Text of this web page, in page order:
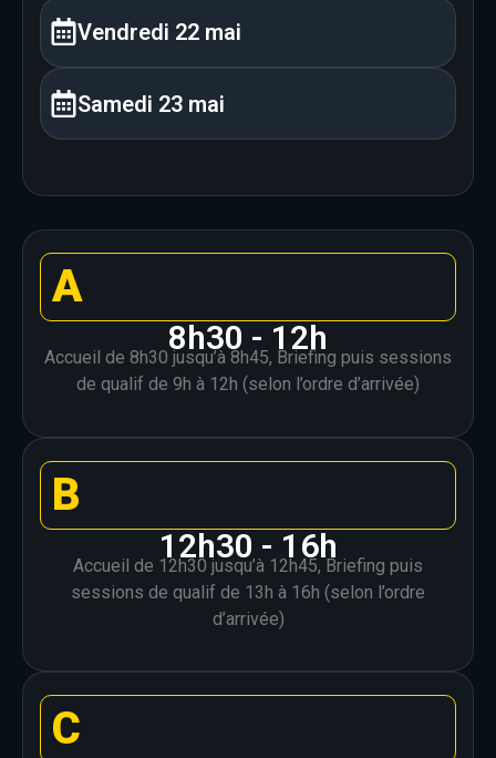
Vendredi 22 mai
Samedi 23 mai
A
8h30 - 12h
Accueil de 8h30 jusqu’à 8h45, Briefing puis sessions
de qualif de 9h à 12h (selon l’ordre d’arrivée)
B
12h30 - 16h
Accueil de 12h30 jusqu’à 12h45, Briefing puis
sessions de qualif de 13h à 16h (selon l’ordre
d’arrivée)
C